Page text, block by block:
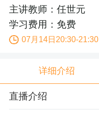
主讲教师：任世元
学习费用：免费
07月14日20:30-21:30
详细介绍
直播介绍